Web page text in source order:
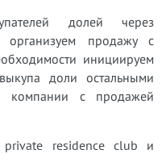
долей через
организуем продажу с
инициируем
доли остальными
компании с продажей
residence club и